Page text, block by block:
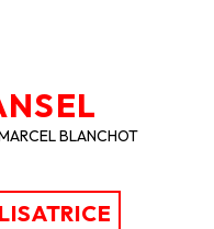
BLANCHOT